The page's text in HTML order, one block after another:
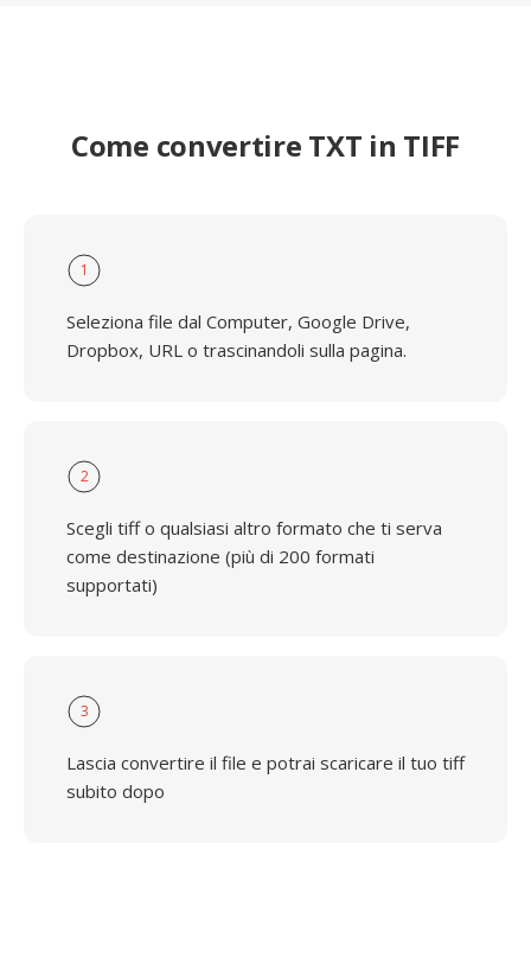
Come convertire TXT in TIFF
1
Seleziona file dal Computer, Google Drive,
Dropbox, URL o trascinandoli sulla pagina.
2
Scegli tiff o qualsiasi altro formato che ti serva
come destinazione (più di 200 formati
supportati)
3
Lascia convertire il file e potrai scaricare il tuo tiff
subito dopo